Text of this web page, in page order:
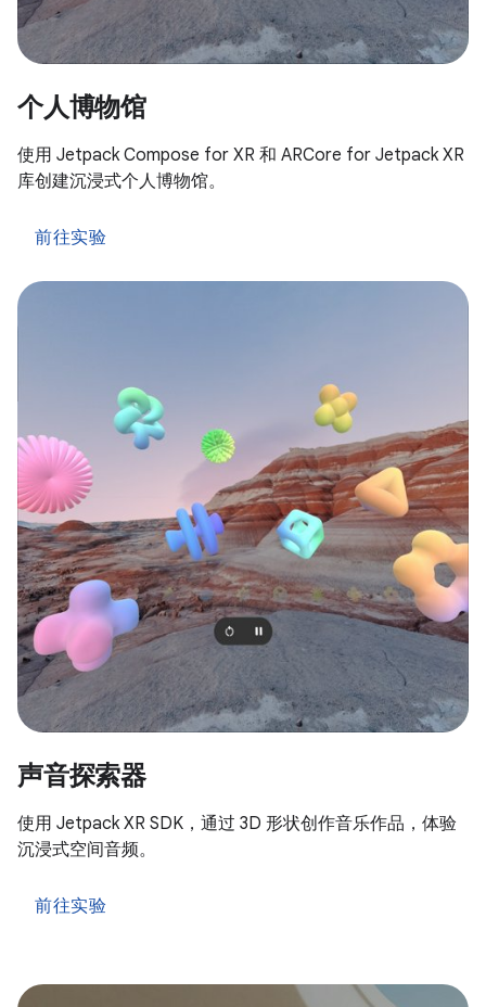
个人博物馆
使用 Jetpack Compose for XR 和 ARCore for Jetpack XR
库创建沉浸式个人博物馆。
前往实验
声音探索器
使用 Jetpack XR SDK，通过 3D 形状创作音乐作品，体验
沉浸式空间音频。
前往实验